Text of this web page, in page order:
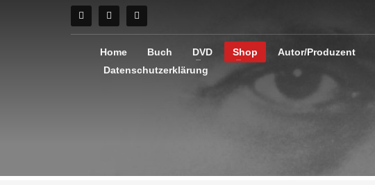
Home Buch DVD Shop Autor/Produzent
Datenschutzerklärung